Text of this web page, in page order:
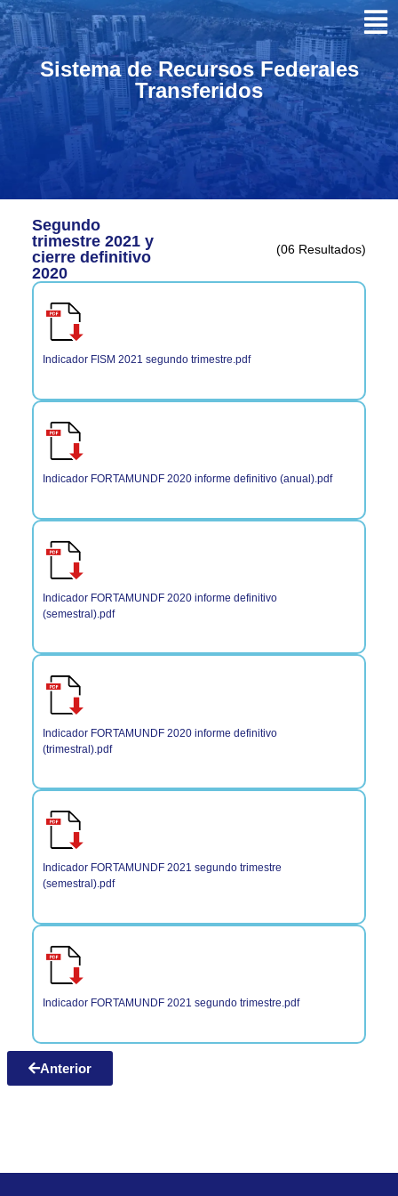
Sistema de Recursos Federales
Transferidos
Segundo
trimestre 2021 y
cierre definitivo
2020
(06 Resultados)
Indicador FISM 2021 segundo trimestre.pdf
Indicador FORTAMUNDF 2020 informe definitivo (anual).pdf
Indicador FORTAMUNDF 2020 informe definitivo
(semestral).pdf
Indicador FORTAMUNDF 2020 informe definitivo
(trimestral).pdf
Indicador FORTAMUNDF 2021 segundo trimestre
(semestral).pdf
Indicador FORTAMUNDF 2021 segundo trimestre.pdf
Anterior